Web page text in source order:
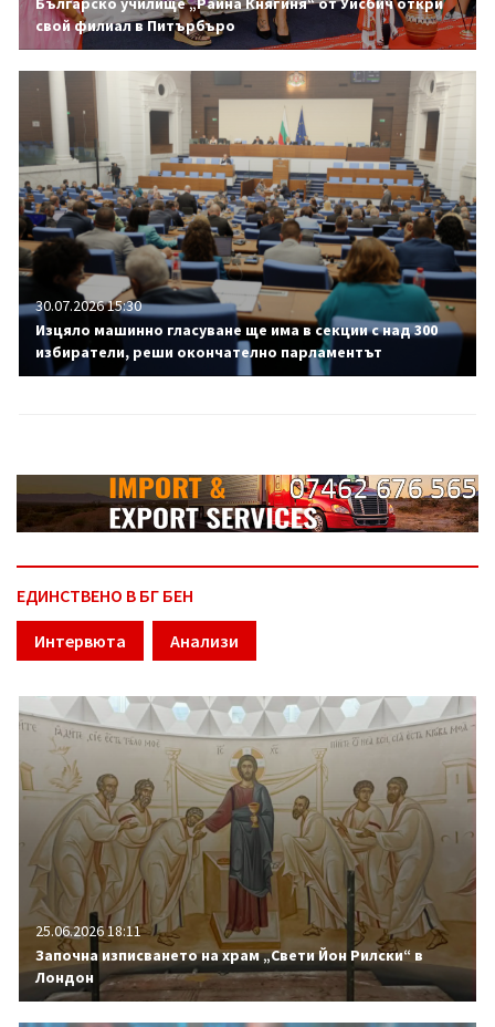
свой филиал в Питърбъро
30.07.2026 15:30
Изцяло машинно гласуване ще има в секции с над 300
избиратели, реши окончателно парламентът
ЕДИНСТВЕНО В БГ БЕН
Интервюта Анализи
25.06.2026 18:11
Започна изписването на храм „Свети Йон Рилски“ в
Лондон